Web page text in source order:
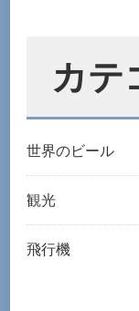
カテ
世界のビール
観光
飛行機